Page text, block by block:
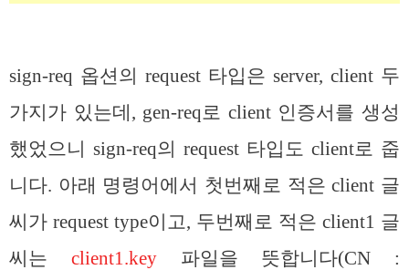
sign-req 옵션의 request 타입은 server, client 두
가지가 있는데, gen-req로 client 인증서를 생성
했었으니 sign-req의 request 타입도 client로 줍
니다. 아래 명령어에서 첫번째로 적은 client 글
씨가 request type이고, 두번째로 적은 client1 글
씨는 client1.key파일을 뜻합니다(CN :